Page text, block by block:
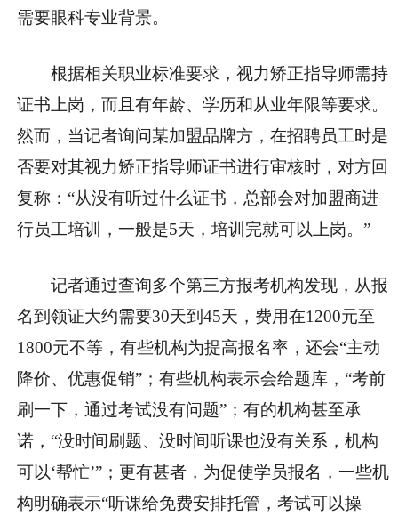
需要眼科专业背景。
根据相关职业标准要求，视力矫正指导师需持
证书上岗，而且有年龄、学历和从业年限等要求。
然而，当记者询问某加盟品牌方，在招聘员工时是
否要对其视力矫正指导师证书进行审核时，对方回
复称：“从没有听过什么证书，总部会对加盟商进
行员工培训，一般是5天，培训完就可以上岗。”
记者通过查询多个第三方报考机构发现，从报
名到领证大约需要30天到45天，费用在1200元至
1800元不等，有些机构为提高报名率，还会“主动
降价、优惠促销”；有些机构表示会给题库，“考前
刷一下，通过考试没有问题”；有的机构甚至承
诺，“没时间刷题、没时间听课也没有关系，机构
可以‘帮忙’”；更有甚者，为促使学员报名，一些机
构明确表示“听课给免费安排托管，考试可以操